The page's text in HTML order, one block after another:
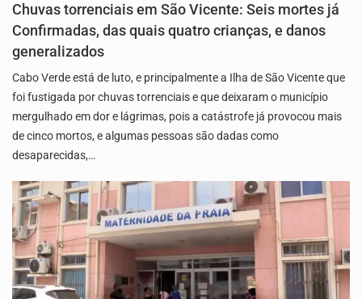
Chuvas torrenciais em São Vicente: Seis mortes já
Confirmadas, das quais quatro crianças, e danos
generalizados
Cabo Verde está de luto, e principalmente a Ilha de São Vicente que
foi fustigada por chuvas torrenciais e que deixaram o município
mergulhado em dor e lágrimas, pois a catástrofe já provocou mais
de cinco mortos, e algumas pessoas são dadas como
desaparecidas,…